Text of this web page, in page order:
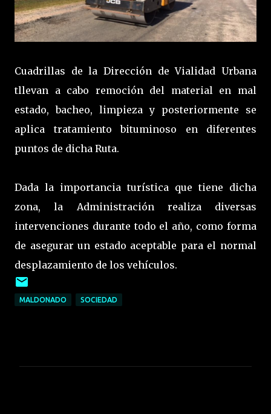
Cuadrillas de la Dirección de Vialidad Urbana
tllevan a cabo remoción del material en mal
estado, bacheo, limpieza y posteriormente se
aplica tratamiento bituminoso en diferentes
puntos de dicha Ruta.
Dada la importancia turística que tiene dicha
zona, la Administración realiza diversas
intervenciones durante todo el año, como forma
de asegurar un estado aceptable para el normal
desplazamiento de los vehículos.
MALDONADO SOCIEDAD